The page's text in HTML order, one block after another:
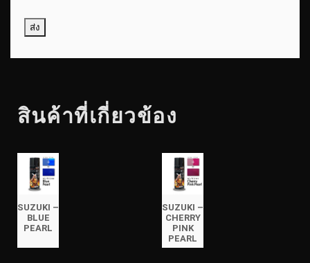
สินค้าที่เกี่ยวข้อง
SUZUKI –
BLUE
PEARL
SUZUKI –
CHERRY
PINK
PEARL